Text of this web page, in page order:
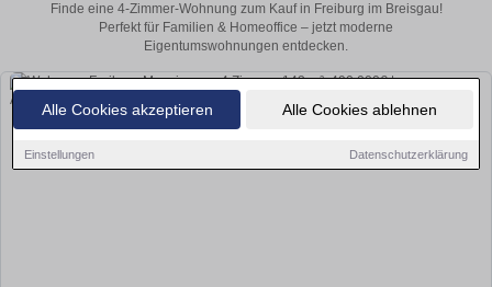
Alle Cookies akzeptieren Alle Cookies ablehnen
Einstellungen Datenschutzerklärung
Finde eine 4-Zimmer-Wohnung zum Kauf in Freiburg im Breisgau!
Perfekt für Familien & Homeoffice – jetzt moderne
Eigentumswohnungen entdecken.